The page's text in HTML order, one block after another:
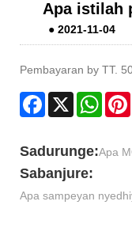
Apa istilah
● 2021-11-04
Pembayaran by TT.
Facebook
X
Sadurunge:Apa
Sabanjure:
Apa sampeyan